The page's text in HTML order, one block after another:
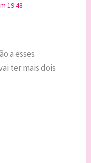
19:48
a esses
ter mais dois